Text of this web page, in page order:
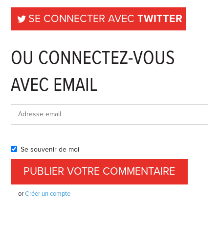
SE CONNECTER AVECTWITTER
OU CONNECTEZ-VOUS
AVEC EMAIL
Se souvenir de moi
orCréer un compte